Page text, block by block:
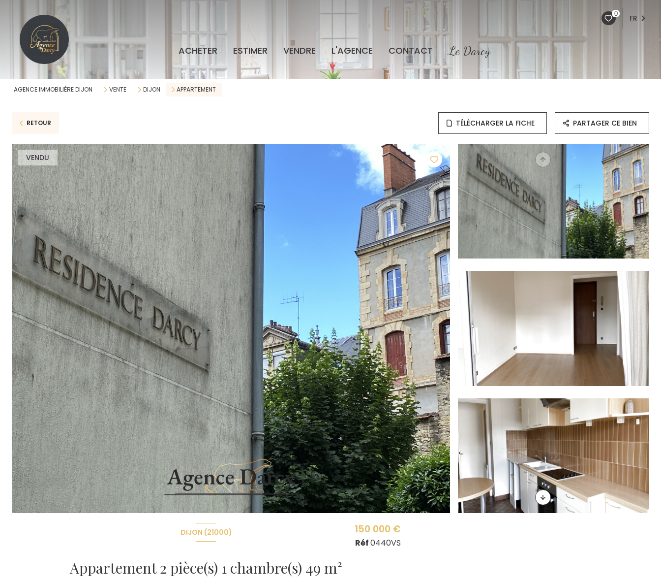
0 FR
ACHETER ESTIMER VENDRE L'AGENCE CONTACT Le Darcy
AGENCE IMMOBILIÈRE DIJON VENTE DIJON APPARTEMENT
RETOUR TÉLÉCHARGER LA FICHE PARTAGER CE BIEN
VENDU
DIJON (21000)
Appartement 2 pièce(s) 1 chambre(s) 49 m²
150 000 €
Réf0440VS